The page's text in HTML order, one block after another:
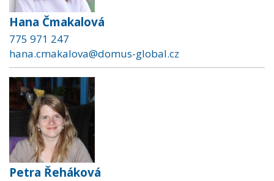
Hana Čmakalová
775 971 247
hana.cmakalova@domus-global.cz
Petra Řeháková